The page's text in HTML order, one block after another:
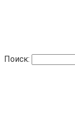
Поиск: